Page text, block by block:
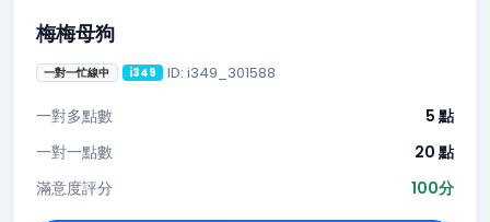
梅梅母狗
一對一忙線中 i349 ID: i349_301588
一對多點數
5 點
一對一點數
20 點
滿意度評分
100分